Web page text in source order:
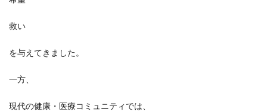
救い
を与えてきました。
一方、
現代の健康・医療コミュニティでは、